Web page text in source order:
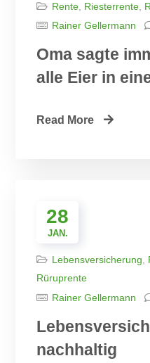
Rente Riesterrente
Rainer Gellermann
Oma sagte
alle Eier in
Read More
28
JAN.
Lebensversicherung,
Rüruprente
Rainer Gellermann
nachhaltig